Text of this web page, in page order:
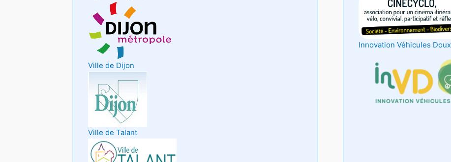
Ville de Dijon
Ville de Talant
Innovation Véhicules Doux